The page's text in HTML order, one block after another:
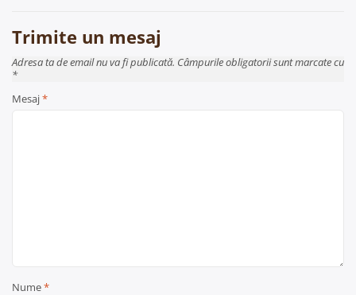
Trimite un mesaj
Adresa ta de email nu va fi publicată. Câmpurile obligatorii sunt marcate cu
*
Mesaj*
Nume*